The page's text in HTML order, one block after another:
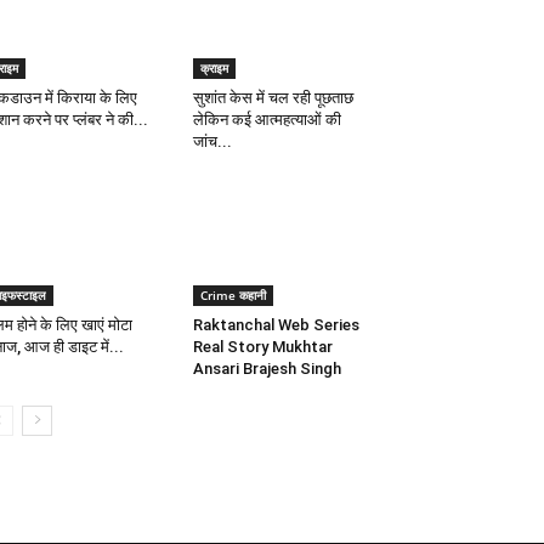
में किराया के लिए
करने पर प्लंबर ने की...
क्राइम
सुशांत केस में चल रही पूछताछ
लेकिन कई आत्महत्याओं की
जांच...
होने के लिए खाएं मोटा
आज ही डाइट में...
Crime कहानी
Raktanchal Web Series
Real Story Mukhtar
Ansari Brajesh Singh